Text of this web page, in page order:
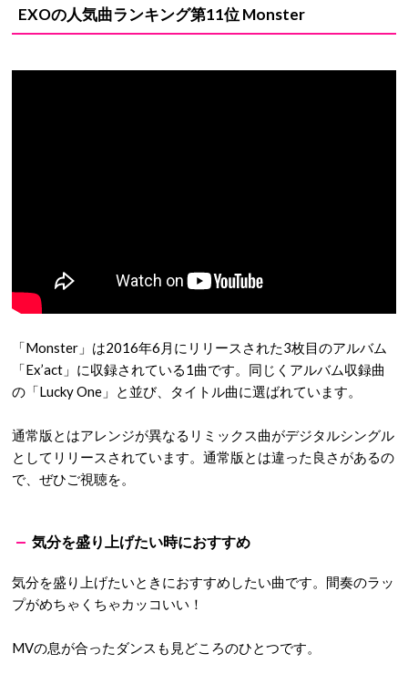
EXOの人気曲ランキング第11位 Monster
「Monster」は2016年6月にリリースされた3枚目のアルバム
「Ex’act」に収録されている1曲です。同じくアルバム収録曲
の「Lucky One」と並び、タイトル曲に選ばれています。
通常版とはアレンジが異なるリミックス曲がデジタルシングル
としてリリースされています。通常版とは違った良さがあるの
で、ぜひご視聴を。
気分を盛り上げたい時におすすめ
気分を盛り上げたいときにおすすめしたい曲です。間奏のラッ
プがめちゃくちゃカッコいい！
MVの息が合ったダンスも見どころのひとつです。